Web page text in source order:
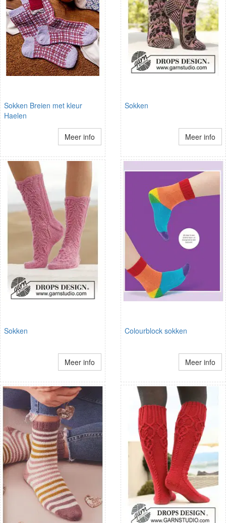
Sokken Breien met kleur
Haelen
Meer info
Sokken
Meer info
Sokken
Meer info
Colourblock sokken
Meer info